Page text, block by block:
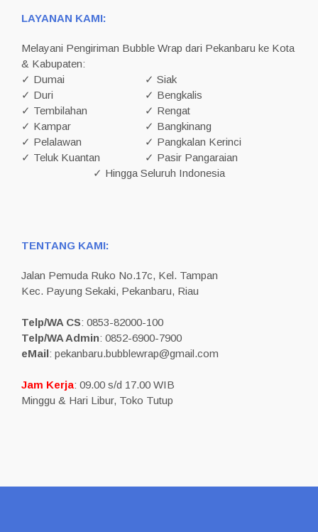
LAYANAN KAMI:
Melayani Pengiriman Bubble Wrap dari Pekanbaru ke Kota
& Kabupaten:
✓ Dumai
✓ Siak
✓ Duri
✓ Bengkalis
✓ Tembilahan
✓ Rengat
✓ Kampar
✓ Bangkinang
✓ Pelalawan
✓ Pangkalan Kerinci
✓ Teluk Kuantan
✓ Pasir Pangaraian
✓ Hingga Seluruh Indonesia
TENTANG KAMI:
Jalan Pemuda Ruko No.17c, Kel. Tampan
Kec. Payung Sekaki, Pekanbaru, Riau
Telp/WA CS: 0853-82000-100
Telp/WA Admin: 0852-6900-7900
eMail: pekanbaru.bubblewrap@gmail.com
Jam Kerja: 09.00 s/d 17.00 WIB
Minggu & Hari Libur, Toko Tutup